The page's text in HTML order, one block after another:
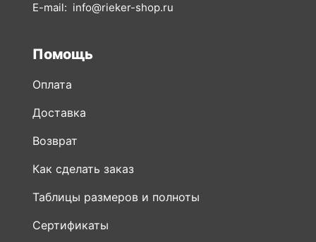
E-mail: info@rieker-shop.ru
Помощь
Оплата
Доставка
Возврат
Как сделать заказ
Таблицы размеров и полноты
Сертификаты